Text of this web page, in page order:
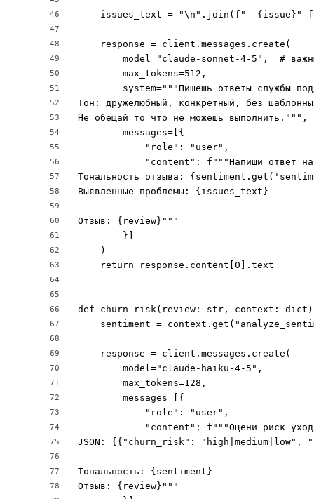
46
47
48
49
50
51
52
53
54
55
56
57
58
59
60
61
62
63
64
65
66
67
68
69
70
71
72
73
74
75
76
77
78
issues_text = "\n".join(f"- {issue}"
    response = client.messages.create(
model="claude-sonnet-4-5",  #
        max_tokens=512,
system="""Пишешь ответы службы
Тон: дружелюбный, конкретный, без
Не обещай то что не можешь выполнить.""",
        messages=[{
            "role": "user",
"content": f"""Напиши ответ
Тональность отзыва:
Выявленные проблемы: {issues_text}
Отзыв: {review}"""
        }]
    )
    return response.content[0].text
def churn_risk(review: str, context:
sentiment =
    response = client.messages.create(
        model="claude-haiku-4-5",
        max_tokens=128,
        messages=[{
            "role": "user",
"content": f"""Оцени риск
JSON: {{"churn_risk": "high|medium|low",
Тональность: {sentiment}
Отзыв: {review}"""